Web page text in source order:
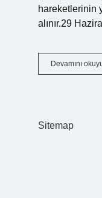
hareketlerinin
alınır.29
Devamını
Sitemap